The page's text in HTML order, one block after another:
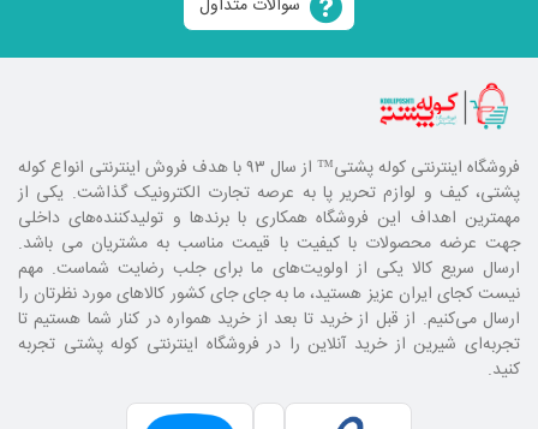
سوالات متداول
فروشگاه اینترنتی کوله پشتی
™ از سال ۹۳ با هدف فروش اینترنتی انواع کوله
پشتی، کیف و لوازم تحریر پا به عرصه تجارت الکترونیک گذاشت. یکی از
مهمترین اهداف این فروشگاه همکاری با برند‌ها و تولیدکننده‌های داخلی
جهت عرضه محصولات با کیفیت با قیمت مناسب به مشتریان می باشد.
ارسال سریع کالا یکی از اولویت‌های ما برای جلب رضایت شماست. مهم
نیست کجای ایران عزیز هستید، ما به جای جای کشور کالا‌های مورد نظرتان را
ارسال می‌کنیم. از قبل از خرید تا بعد از خرید همواره در کنار شما هستیم تا
تجربه‌ای شیرین از خرید آنلاین را در فروشگاه اینترنتی کوله پشتی تجربه
کنید.